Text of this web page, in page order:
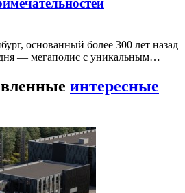
основанный более 300 лет назад
— мегаполис с уникальным…
интересные